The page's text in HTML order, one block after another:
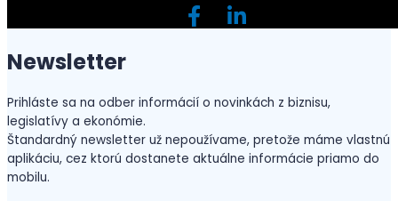
Newsletter
Prihláste sa na odber informácií o novinkách z biznisu,
legislatívy a ekonómie.
Štandardný newsletter už nepoužívame, pretože máme vlastnú
aplikáciu, cez ktorú dostanete aktuálne informácie priamo do
mobilu.